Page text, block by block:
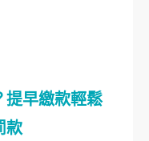
提早繳款輕鬆
款